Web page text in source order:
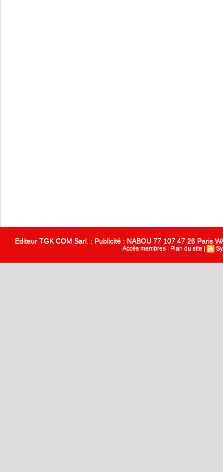
Editeur TGK COM Sarl. : Publicité : NABOU 77 107 47 26 Paris
Accès membres Plan du site